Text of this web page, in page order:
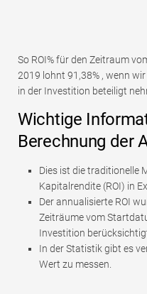
So ROI% für den Zeitraum
2019 lohnt 91,38% , wenn
in der Investition beteiligt
Wichtige
Berechnung der
Dies ist die traditionelle
Kapitalrendite (ROI) in
Der annualisierte ROI
Zeiträume vom
Investition
In der Statistik gibt es
Wert zu messen.